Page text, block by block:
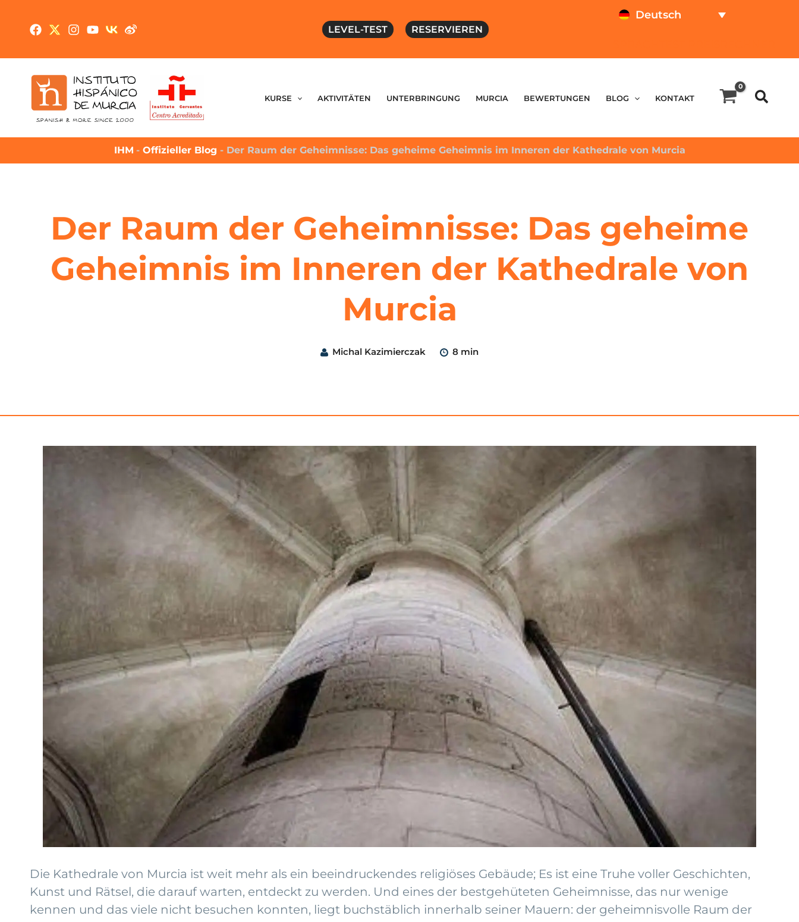
LEVEL-TEST RESERVIEREN
Deutsch
KURSE AKTIVITÄTEN UNTERBRINGUNG MURCIA BEWERTUNGEN BLOG KONTAKT
IHM - Offizieller Blog - Der Raum der Geheimnisse: Das geheime Geheimnis im Inneren der Kathedrale von Murcia
Der Raum der Geheimnisse: Das geheime
Geheimnis im Inneren der Kathedrale von
Murcia
Michal Kazimierczak 8 min
Die Kathedrale von Murcia ist weit mehr als ein beeindruckendes religiöses Gebäude; Es ist eine Truhe voller Geschichten,
Kunst und Rätsel, die darauf warten, entdeckt zu werden. Und eines der bestgehüteten Geheimnisse, das nur wenige
kennen und das viele nicht besuchen konnten, liegt buchstäblich innerhalb seiner Mauern: der geheimnisvolle Raum der